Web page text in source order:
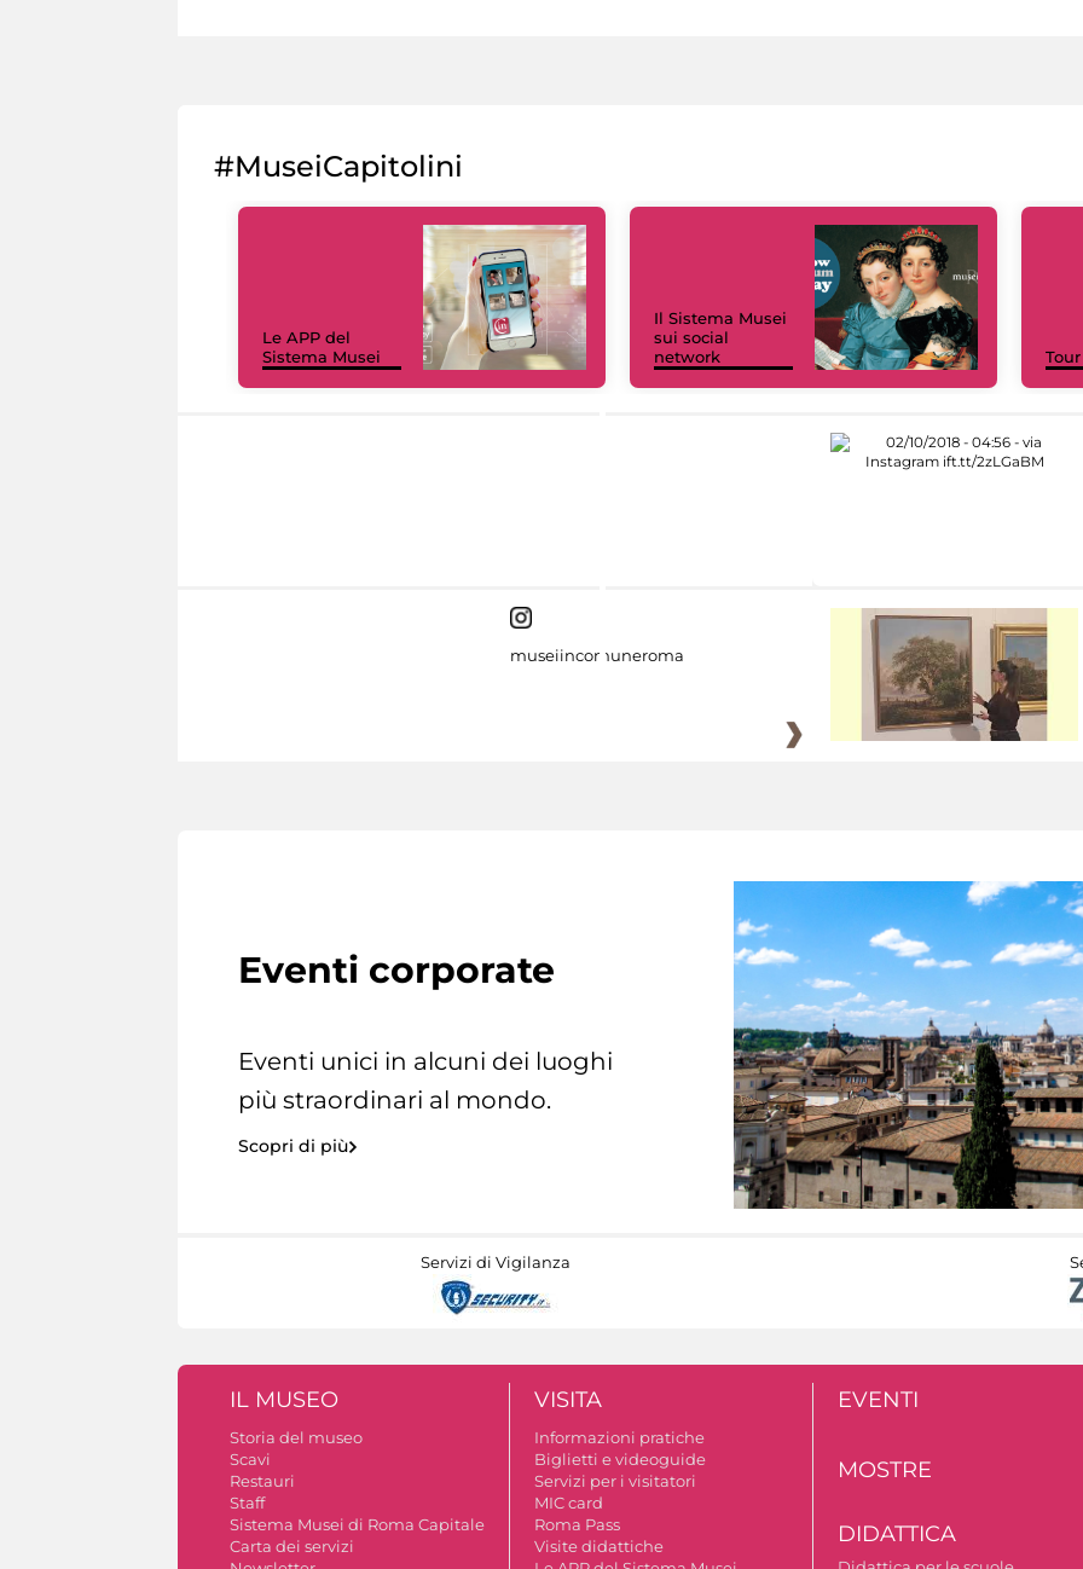
#MuseiCapitolini
Le APP del
Sistema Musei
Il Sistema Musei
sui social
network
museiincomuneroma
Eventi corporate
Eventi unici in alcuni dei luoghi
più straordinari al mondo.
Scopri di più
Servizi di Vigilanza
IL MUSEO
Storia del museo
Scavi
Restauri
Staff
Sistema Musei di Roma Capitale
Carta dei servizi
VISITA
Informazioni pratiche
Biglietti e videoguide
Servizi per i visitatori
MIC card
Roma Pass
Visite didattiche
EVENTI
MOSTRE
DIDATTICA